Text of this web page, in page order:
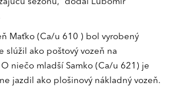
sezónu,“ dodal Ľubomír
Maťko (Ca/u 610 ) bol vyrobený
slúžil ako poštový vozeň na
niečo mladší Samko (Ca/u 621) je
jazdil ako plošinový nákladný vozeň.